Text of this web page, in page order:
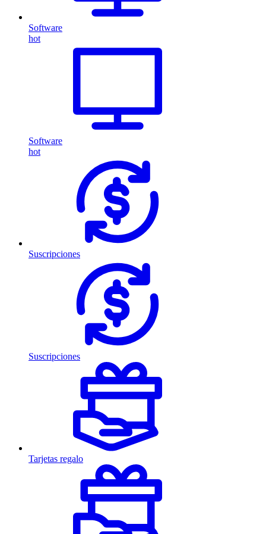
Software
hot
Software
hot
Suscripciones
Suscripciones
Tarjetas regalo